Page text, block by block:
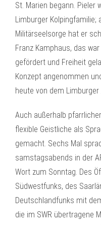
St. Marien begann. Pieler
Limburger Kolpingfamilie;
Militärseelsorge hat er
Franz Kamphaus, das
gefördert und Freiheit
Konzept angenommen
heute von dem
Auch außerhalb
flexible Geistliche als
gemacht. Sechs Mal
samstagsabends in der
Wort zum Sonntag. Des
Südwestfunks, des
Deutschlandfunks mit
die im SWR übertragene